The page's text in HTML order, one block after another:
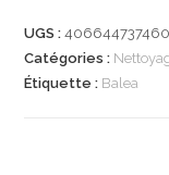
not
UGS :
Catégories :
Étiquette : Balea